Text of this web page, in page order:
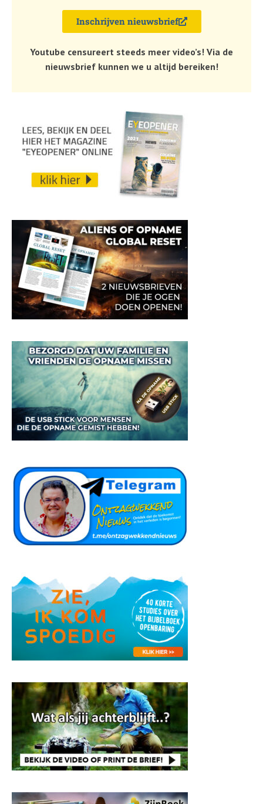
Inschrijven nieuwsbrief
Youtube censureert steeds meer video’s! Via de
nieuwsbrief kunnen we u altijd bereiken!